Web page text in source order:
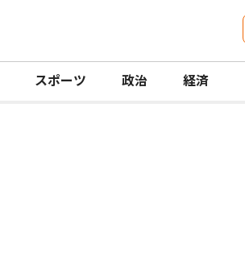
スポーツ 政治 経済